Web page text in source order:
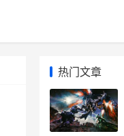
热门文章